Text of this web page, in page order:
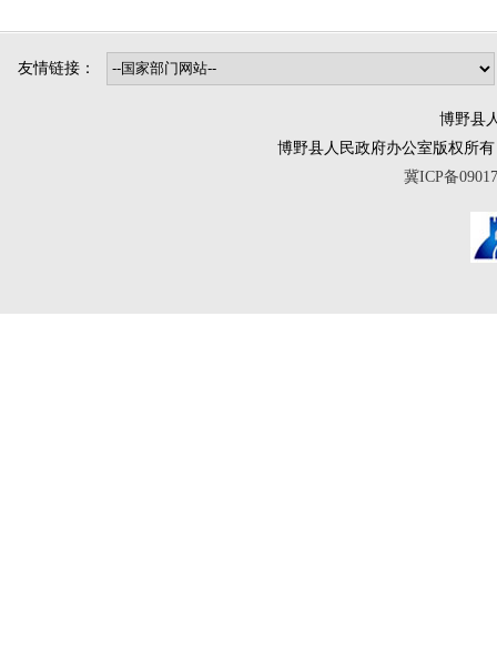
友情链接：
博野县
博野县人民政府办公室版权所有
冀ICP备